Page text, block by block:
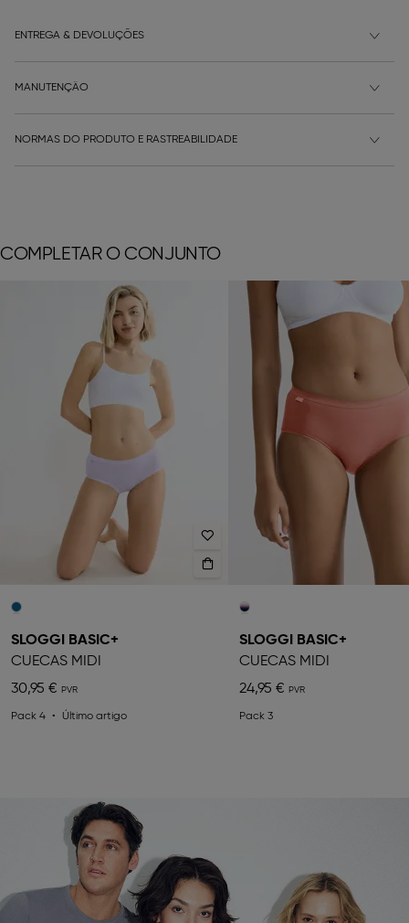
ENTREGA & DEVOLUÇÕES
MANUTENÇÃO
NORMAS DO PRODUTO E RASTREABILIDADE
COMPLETAR O CONJUNTO
SLOGGI BASIC+
CUECAS MIDI
30,95 €
Pack 4 Último artigo
SLOGGI BASIC+
CUECAS MIDI
24,95 €
Pack 3